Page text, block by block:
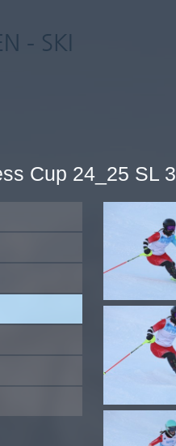
- SKI
Cup 24_25 SL 3